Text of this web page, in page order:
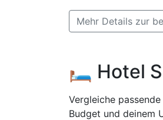
Mehr Details zur
🛏️ Hotel
Vergleiche
Budget und deinem